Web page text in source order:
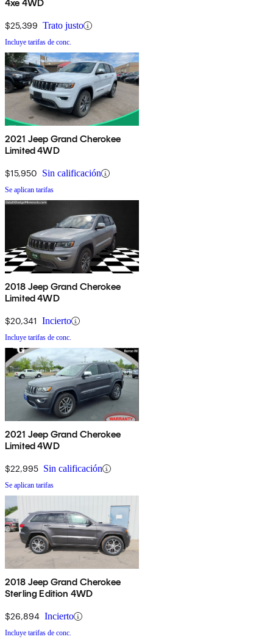
4xe 4WD
$25,399 Trato justo
Incluye tarifas de conc.
2021 Jeep Grand Cherokee
Limited 4WD
$15,950 Sin calificación
Se aplican tarifas
2018 Jeep Grand Cherokee
Limited 4WD
$20,341 Incierto
Incluye tarifas de conc.
2021 Jeep Grand Cherokee
Limited 4WD
$22,995 Sin calificación
Se aplican tarifas
2018 Jeep Grand Cherokee
Sterling Edition 4WD
$26,894 Incierto
Incluye tarifas de conc.